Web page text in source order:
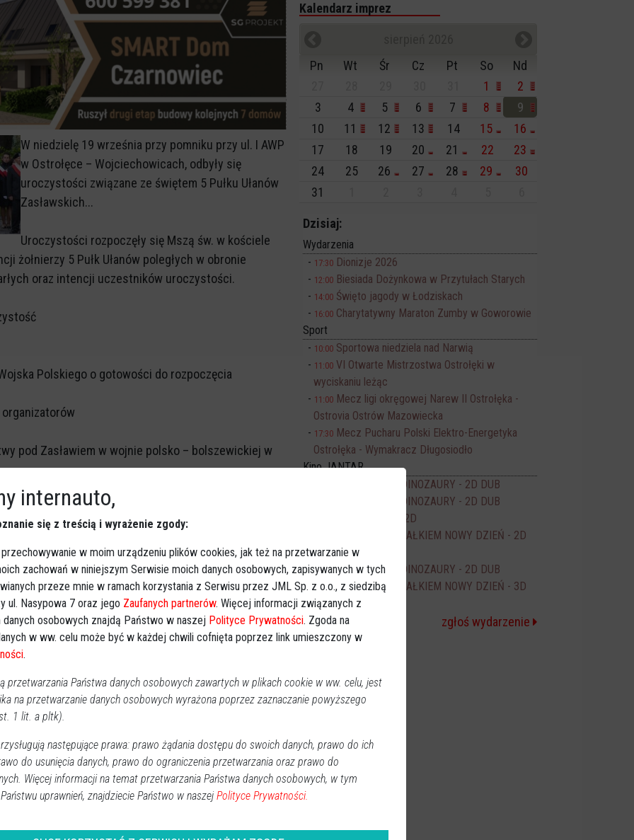
W niedzielę 19 września przy pomniku przy ul. I AWP
w Ostrołęce – Wojciechowicach, odbyły się
uroczystości związane ze świętem 5 Pułku Ułanów
Zasławskich...
Uroczystości rozpoczęły się Mszą św. w kościele
żołnierzy 5 Pułk Ułanów poległych w obronie
oraz intencji uczestników uroczystości.
Polskiego o gotowości do rozpoczęcia
pod Zasławiem w wojnie polsko – bolszewickiej w
i odznaczeń – odczytanie życzeń z okazji
Pokoleń Polaków” na terenie pokoszarowym
wojskowej oraz pokaz musztry paradnej.
News.
Obserwuj w Google News
REKLAMA
Kalendarz imprez
Pn
Wt Śr Cz Pt So
Nd
1
2
3
4 5 6 7 8
9
10
11 12 13 14 15
16
17
18 19 20 21 22
23
24
25 26 27 28 29
30
31
Dzisiaj:
Wydarzenia
17:30 Dionizje 2026
12:00 Biesiada Dożynkowa w Przytułach Starych
14:00 Święto jagody w Łodziskach
16:00 Charytatywny Maraton Zumby w Goworowie
Sport
10:00 Sportowa niedziela nad Narwią
11:00 VI Otwarte Mistrzostwa Ostrołęki w
wyciskaniu leżąc
11:00 Mecz ligi okręgowej Narew II Ostrołęka -
Ostrovia Ostrów Mazowiecka
17:30 Mecz Pucharu Polski Elektro-Energetyka
Ostrołęka - Wymakracz Długosiodło
Kino JANTAR
PSI PATROL I DINOZAURY - 2D DUB
PSI PATROL I DINOZAURY - 2D DUB
ODZYSKANY - 2D
SPIDER-MAN CAŁKIEM NOWY DZIEŃ - 2D
DUB
18:00 PSI PATROL I DINOZAURY - 2D DUB
20:00 SPIDER-MAN CAŁKIEM NOWY DZIEŃ - 3D
NAP
zgłoś wydarzenie
internauto,
się z treścią i wyrażenie zgody:
w moim urządzeniu plików cookies, jak też na przetwarzanie w
zachowań w niniejszym Serwisie moich danych osobowych, zapisywanych w tych
przeze mnie w ramach korzystania z Serwisu przez JML Sp. z o.o., z siedzibą
ul. Nasypowa 7 oraz jego Zaufanych partnerów. Więcej informacji związanych z
osobowych znajdą Państwo w naszej Polityce Prywatności. Zgoda na
w ww. celu może być w każdej chwili cofnięta poprzez link umieszczony w
.
przetwarzania Państwa danych osobowych zawartych w plikach cookie w ww. celu, jest
na przetwarzanie danych osobowych wyrażona poprzez zaznaczanie powyższego
1 lit. a pltk).
następujące prawa: prawo żądania dostępu do swoich danych, prawo do ich
do usunięcia danych, prawo do ograniczenia przetwarzania oraz prawo do
Więcej informacji na temat przetwarzania Państwa danych osobowych, w tym
uprawnień, znajdziecie Państwo w naszej Polityce Prywatności.